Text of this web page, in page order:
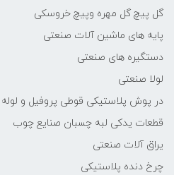
گل پیچ گل مهره وپیچ خروسکی
پایه های ماشین آلات صنعتی
دستگیره های صنعتی
لولا صنعتی
در پوش پلاستیکی قوطی پروفیل و لوله
قطعات یدکی لبه چسبان صنایع چوب
یراق آلات صنعتی
چرخ دنده پلاستیکی